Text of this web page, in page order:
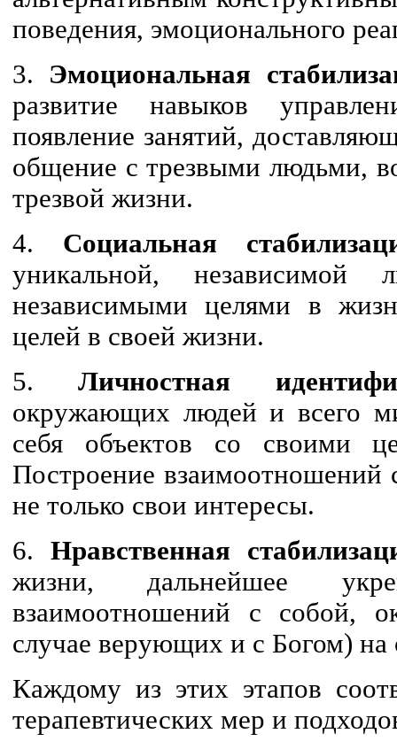
поведения, эмоционального
3. Эмоциональная
развитие навыков
появление занятий,
общение с трезвыми людьми,
трезвой жизни.
4. Социальная
уникальной, независимой
независимыми целями в
целей в своей жизни.
5.Личностная
окружающих людей и всего
себя объектов со своими
Построение взаимоотношений
не только свои интересы.
6.Нравственная
жизни, дальнейшее
взаимоотношений с собой,
случае верующих и с Богом)
Каждому из этих этапов
терапевтических мер и